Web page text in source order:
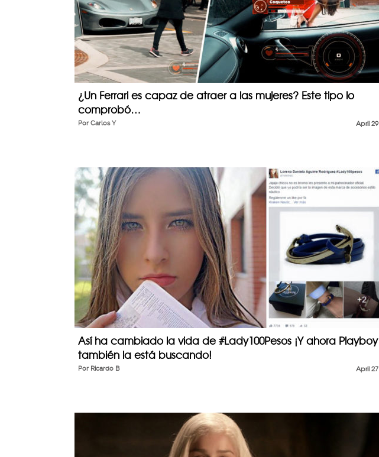
¿Un Ferrari es capaz de atraer a las mujeres? Este tipo lo
comprobó…
April 29
Por Carlos Y
Así ha cambiado la vida de #Lady100Pesos ¡Y ahora Playboy
también la está buscando!
April 27
Por Ricardo B